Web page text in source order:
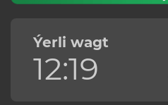
Ýerli wagt
12:19